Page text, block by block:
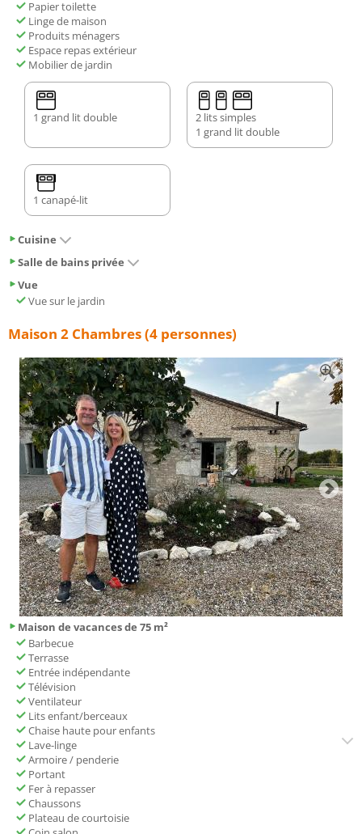
Papier toilette
Linge de maison
Produits ménagers
Espace repas extérieur
Mobilier de jardin
1 grand lit double
2 lits simples
1 grand lit double
1 canapé-lit
Cuisine
Salle de bains privée
Vue
Vue sur le jardin
Maison 2 Chambres (4 personnes)
Maison de vacances de 75 m²
Barbecue
Terrasse
Entrée indépendante
Télévision
Ventilateur
Lits enfant/berceaux
Chaise haute pour enfants
Lave-linge
Armoire / penderie
Portant
Fer à repasser
Chaussons
Plateau de courtoisie